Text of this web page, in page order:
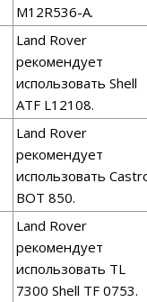
M12R536-A.
Land Rover
рекомендует
использовать Shell
ATF L12108.
Land Rover
рекомендует
использовать
ВОТ 850.
Land Rover
рекомендует
использовать TL
7300 Shell TF 0753.